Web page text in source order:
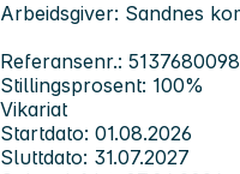
Arbeidsgiver: Sandnes
Referansenr.: 5137680098
Stillingsprosent: 100%
Vikariat
Startdato: 01.08.2026
Sluttdato: 31.07.2027